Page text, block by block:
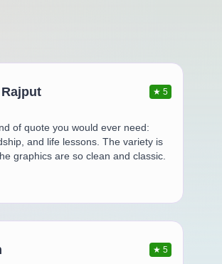
★5
of quote you would ever need:
and life lessons. The variety is
graphics are so clean and classic.
★5